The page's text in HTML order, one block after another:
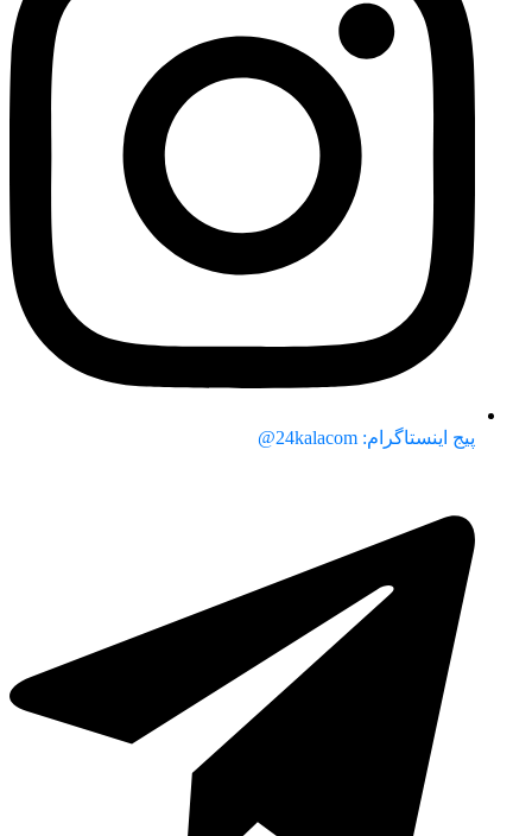
پیج اینستاگرام: 24kalacom@